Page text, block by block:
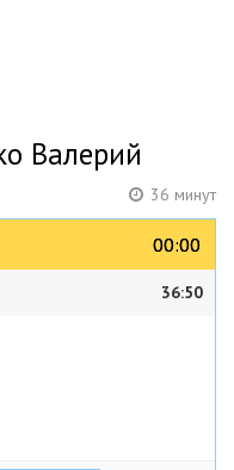
Валерий
36 минут
00:00
00:00
36:50